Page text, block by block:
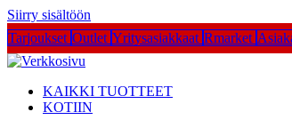
Siirry sisältöön
Tarjoukset Outlet Yritysasiakkaat Rmarket
KAIKKI TUOTTEET
KOTIIN